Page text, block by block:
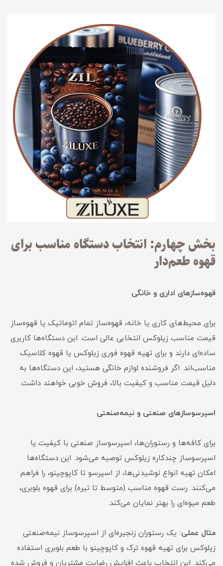
بخش چهارم: انتخاب دستگاه مناسب برای
قهوه طعم‌دار
قهوه‌سازهای اداری و خانگی
برای محیط‌های کاری یا خانه، قهوه‌ساز تمام اتوماتیک یا قهوه‌ساز
قیمت مناسب زیلوکس انتخابی عالی است. این دستگاه‌ها کاربری
ساده‌ای دارند و برای تهیه قهوه فوری زیلوکس یا قهوه کلاسیک
مناسب‌اند. اگر فروشنده لوازم خانگی هستید، این دستگاه‌ها به
دلیل قیمت مناسب و کیفیت بالا، فروش خوبی خواهند داشت.
اسپرسوسازهای صنعتی و نیمه‌صنعتی
برای کافه‌ها و رستوران‌ها، اسپرسوساز صنعتی با کیفیت یا
اسپرسوساز چندکاره زیلوکس توصیه می‌شود. این دستگاه‌ها
امکان تهیه انواع نوشیدنی‌ها، از اسپرسو تا کاپوچینو، را فراهم
می‌کنند. رست قهوه مناسب (متوسط تا تیره) برای قهوه بلوبری،
طعم میوه‌ای را بهتر نمایان می‌کند.
مثال عملی: یک رستوران زنجیره‌ای از اسپرسوساز نیمه‌صنعتی
زیلوکس برای تهیه قهوه ترک و کاپوچینو با طعم بلوبری استفاده
می‌کند. این انتخاب باعث افزایش رضایت مشتریان و فروش شده